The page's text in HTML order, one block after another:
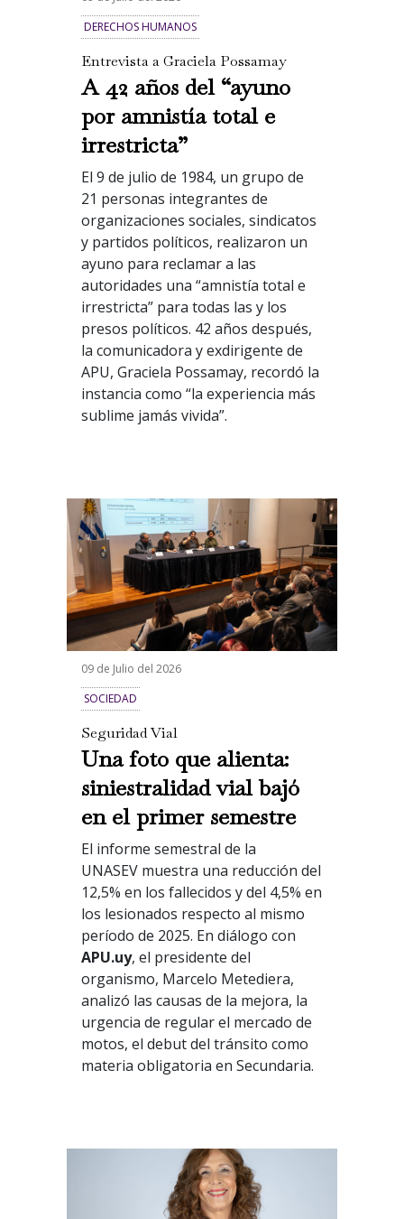
DERECHOS HUMANOS
Entrevista a Graciela Possamay
A 42 años del “ayuno
por amnistía total e
irrestricta”
El 9 de julio de 1984, un grupo de
21 personas integrantes de
organizaciones sociales, sindicatos
y partidos políticos, realizaron un
ayuno para reclamar a las
autoridades una “amnistía total e
irrestricta” para todas las y los
presos políticos. 42 años después,
la comunicadora y exdirigente de
APU, Graciela Possamay, recordó la
instancia como “la experiencia más
sublime jamás vivida”.
09 de Julio del 2026
SOCIEDAD
Seguridad Vial
Una foto que alienta:
siniestralidad vial bajó
en el primer semestre
El informe semestral de la
UNASEV muestra una reducción del
12,5% en los fallecidos y del 4,5% en
los lesionados respecto al mismo
período de 2025. En diálogo con
APU.uy, el presidente del
organismo, Marcelo Metediera,
analizó las causas de la mejora, la
urgencia de regular el mercado de
motos, el debut del tránsito como
materia obligatoria en Secundaria.